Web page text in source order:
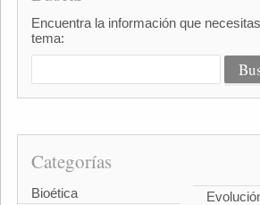
Encuentra la información que
tema:
Categorías
Bioética